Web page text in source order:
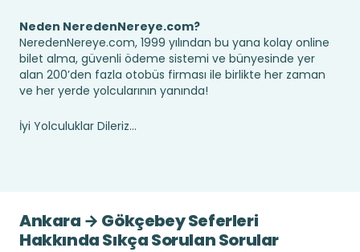
Neden NeredenNereye.com?
NeredenNereye.com, 1999 yılından bu yana kolay online
bilet alma, güvenli ödeme sistemi ve bünyesinde yer
alan 200’den fazla otobüs firması ile birlikte her zaman
ve her yerde yolcularının yanında!
İyi Yolculuklar Dileriz...
Ankara → Gökçebey Seferleri
Hakkında Sıkça Sorulan Sorular